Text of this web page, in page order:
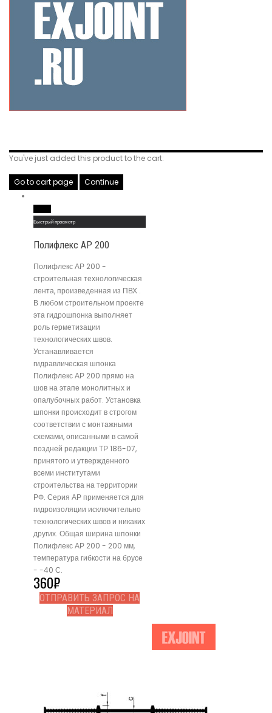
You've just added this product to the cart:
Go to cart page Continue
Быстрый просмотр
Полифлекс АР 200
Полифлекс АР 200 -
строительная технологическая
лента, произведенная из ПВХ .
В любом строительном проекте
эта гидрошпонка выполняет
роль герметизации
технологических швов.
Устанавливается
гидравлическая шпонка
Полифлекс АР 200 прямо на
шов на этапе монолитных и
опалубочных работ. Установка
шпонки происходит в строгом
соответствии с монтажными
схемами, описанными в самой
поздней редакции ТР 186-07,
принятого и утвержденного
всеми институтами
строительства на территории
РФ. Серия АР применяется для
гидроизоляции исключительно
технологических швов и никаких
других. Общая ширина шпонки
Полифлекс АР 200 - 200 мм,
температура гибкости на брусе
- -40 С.
360₽
ОТПРАВИТЬ ЗАПРОС НА
МАТЕРИАЛ